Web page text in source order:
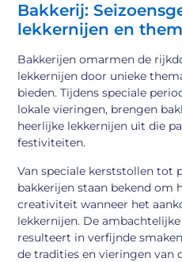
Bakkerij:
lekkernijen en
Bakkerijen omarmen de
lekkernijen door unieke
bieden. Tijdens speciale
lokale vieringen, brengen
heerlijke lekkernijen uit die
festiviteiten.
Van speciale kerststollen tot
bakkerijen staan bekend om
creativiteit wanneer het
lekkernijen. De
resulteert in verfijnde
de tradities en vieringen van